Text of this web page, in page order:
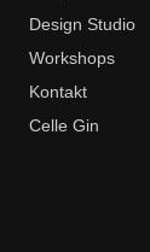
Design Studio
Workshops
Kontakt
Celle Gin